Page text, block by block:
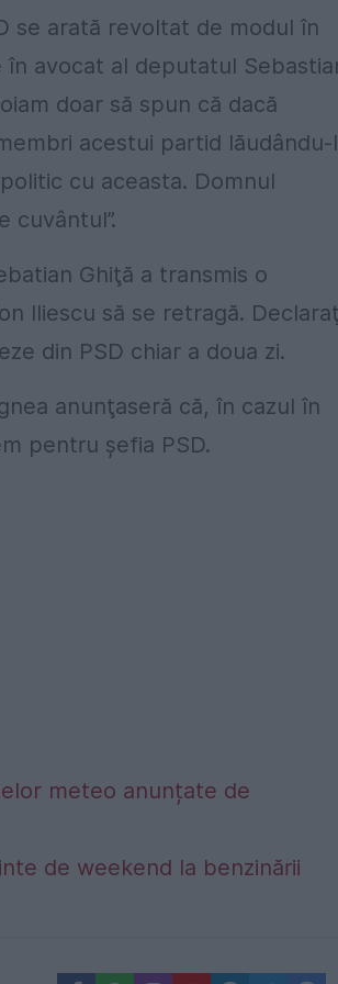
se arată revoltat de modul în
avocat al deputatul
doar să spun că dacă
acestui partid lăudându-l
cu aceasta. Domnul
cuvântul”.
Ghiţă a transmis o
Iliescu să se retragă.
din PSD chiar a doua zi.
anunţaseră că, în cazul în
pentru şefia PSD.
meteo anunțate de
de weekend la benzinării